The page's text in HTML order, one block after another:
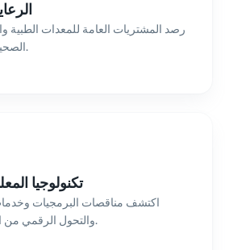
رصد المشتريات العامة للمعدات الطبية
الصحية في جميع أنحاء العالم.
تكنولوجيا
اكتشف مناقصات البرمجيات
والتحول الرقمي من الجهات الحكومية عالمياً.